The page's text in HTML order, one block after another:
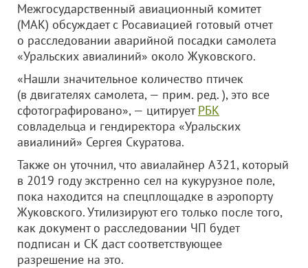
Межгосударственный авиационный комитет
(МАК) обсуждает с Росавиацией готовый отчет
о расследовании аварийной посадки самолета
«Уральских авиалиний» около Жуковского.
«Нашли значительное количество птичек
(в двигателях самолета, — прим. ред. ), это все
сфотографировано», — цитируетРБК
совладельца и гендиректора «Уральских
авиалиний» Сергея Скуратова.
Также он уточнил, что авиалайнер A321, который
в 2019 году экстренно сел на кукурузное поле,
пока находится на спецплощадке в аэропорту
Жуковского. Утилизируют его только после того,
как документ о расследовании ЧП будет
подписан и СК даст соответствующее
разрешение на это.